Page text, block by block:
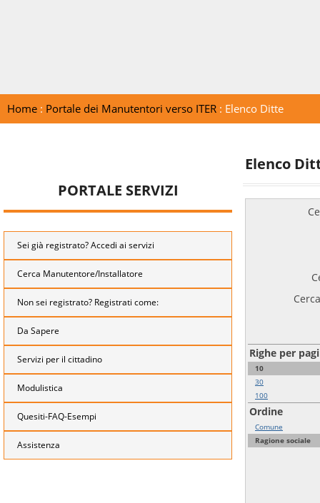
Home: Portale dei Manutentori verso ITER: Elenco Ditte
PORTALE SERVIZI
Sei già registrato? Accedi ai servizi
Cerca Manutentore/Installatore
Non sei registrato? Registrati come:
Da Sapere
Servizi per il cittadino
Modulistica
Quesiti-FAQ-Esempi
Assistenza
Elenco
Righe per
10
30
100
Ordine
Comune
Ragione sociale